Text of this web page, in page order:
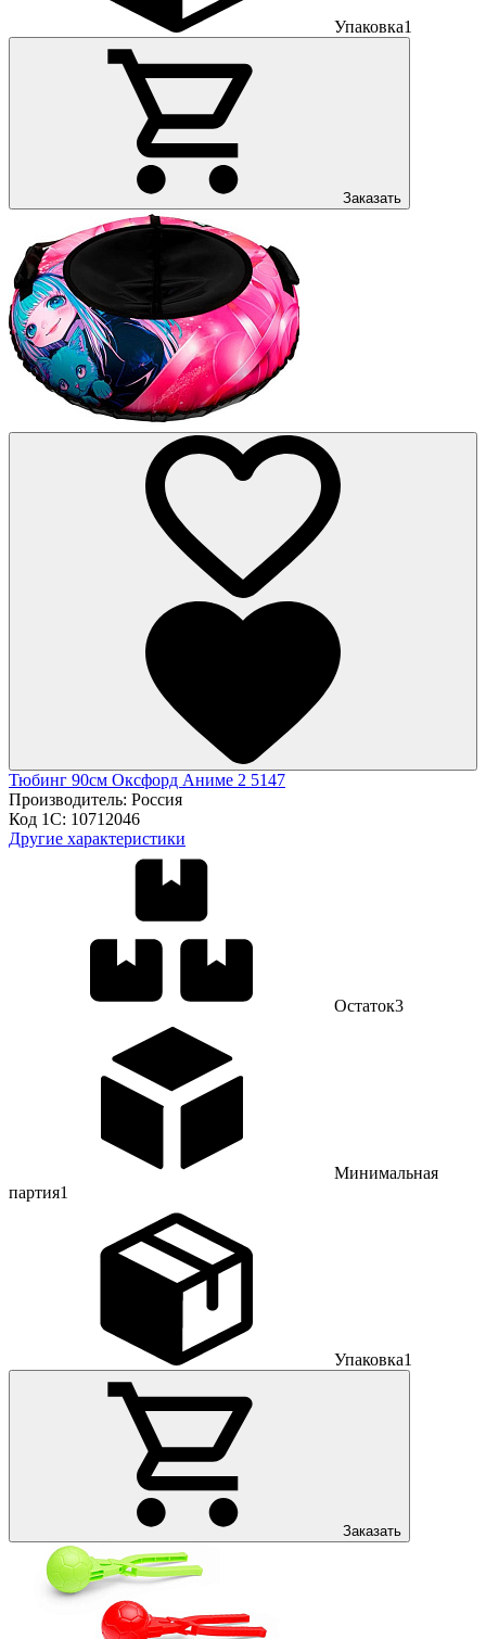
Упаковка1
Заказать
Тюбинг 90см Оксфорд Аниме 2 5147
Производитель: Россия
Код 1С: 10712046
Другие характеристики
Остаток3
Минимальная
партия1
Упаковка1
Заказать